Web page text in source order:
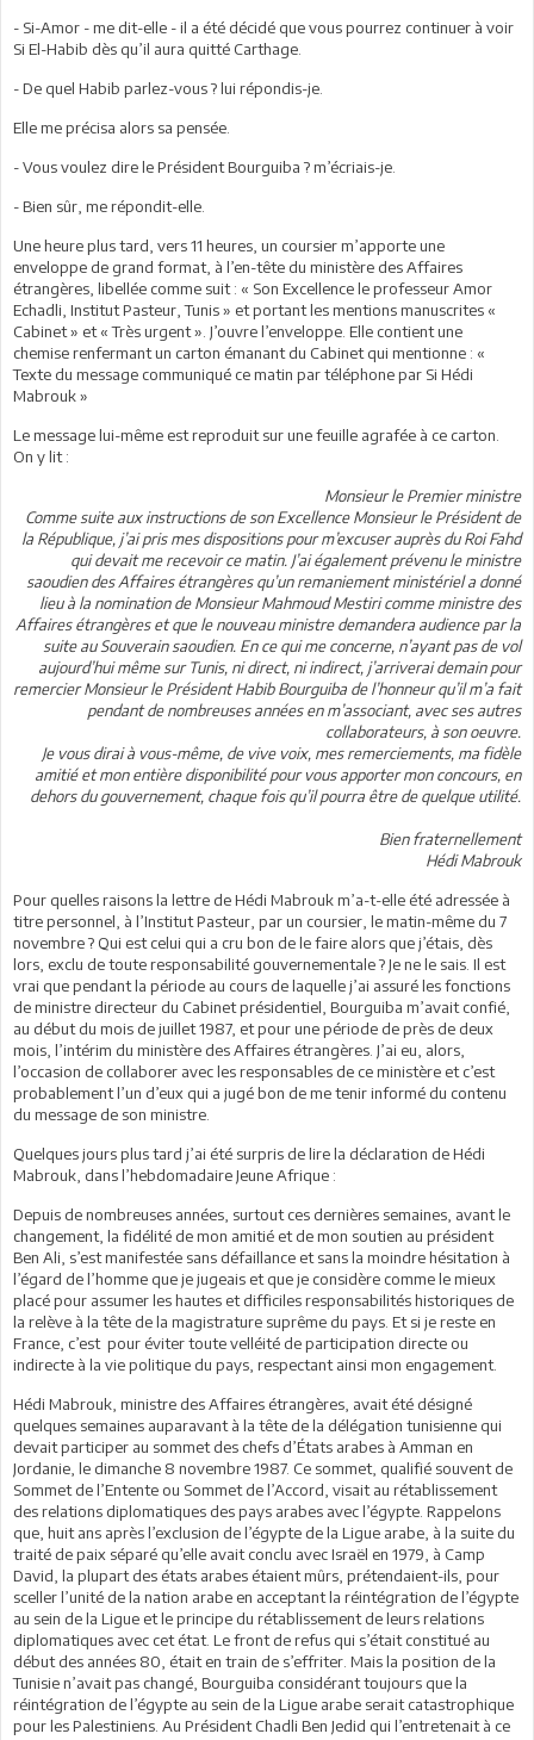
- Si-Amor - me dit-elle - il a été décidé que vous pourrez continuer à voir
Si El-Habib dès qu’il aura quitté Carthage.
- De quel Habib parlez-vous ? lui répondis-je.
Elle me précisa alors sa pensée.
- Vous voulez dire le Président Bourguiba ? m’écriais-je.
- Bien sûr, me répondit-elle.
Une heure plus tard, vers 11 heures, un coursier m’apporte une
enveloppe de grand format, à l’en-tête du ministère des Affaires
étrangères, libellée comme suit : « Son Excellence le professeur Amor
Echadli, Institut Pasteur, Tunis » et portant les mentions manuscrites «
Cabinet » et « Très urgent ». J’ouvre l’enveloppe. Elle contient une
chemise renfermant un carton émanant du Cabinet qui mentionne : «
Texte du message communiqué ce matin par téléphone par Si Hédi
Mabrouk »
Le message lui-même est reproduit sur une feuille agrafée à ce carton.
On y lit :
Monsieur le Premier ministre
Comme suite aux instructions de son Excellence Monsieur le Président de
la République, j’ai pris mes dispositions pour m’excuser auprès du Roi Fahd
qui devait me recevoir ce matin. J’ai également prévenu le ministre
saoudien des Affaires étrangères qu’un remaniement ministériel a donné
lieu à la nomination de Monsieur Mahmoud Mestiri comme ministre des
Affaires étrangères et que le nouveau ministre demandera audience par la
suite au Souverain saoudien. En ce qui me concerne, n’ayant pas de vol
aujourd’hui même sur Tunis, ni direct, ni indirect, j’arriverai demain pour
remercier Monsieur le Président Habib Bourguiba de l’honneur qu’il m’a fait
pendant de nombreuses années en m’associant, avec ses autres
collaborateurs, à son oeuvre.
Je vous dirai à vous-même, de vive voix, mes remerciements, ma fidèle
amitié et mon entière disponibilité pour vous apporter mon concours, en
dehors du gouvernement, chaque fois qu’il pourra être de quelque utilité.
Bien fraternellement
Hédi Mabrouk
Pour quelles raisons la lettre de Hédi Mabrouk m’a-t-elle été adressée à
titre personnel, à l’Institut Pasteur, par un coursier, le matin-même du 7
novembre ? Qui est celui qui a cru bon de le faire alors que j’étais, dès
lors, exclu de toute responsabilité gouvernementale ? Je ne le sais. Il est
vrai que pendant la période au cours de laquelle j’ai assuré les fonctions
de ministre directeur du Cabinet présidentiel, Bourguiba m’avait confié,
au début du mois de juillet 1987, et pour une période de près de deux
mois, l’intérim du ministère des Affaires étrangères. J’ai eu, alors,
l’occasion de collaborer avec les responsables de ce ministère et c’est
probablement l’un d’eux qui a jugé bon de me tenir informé du contenu
du message de son ministre.
Quelques jours plus tard j’ai été surpris de lire la déclaration de Hédi
Mabrouk, dans l’hebdomadaire Jeune Afrique :
Depuis de nombreuses années, surtout ces dernières semaines, avant le
changement, la fidélité de mon amitié et de mon soutien au président
Ben Ali, s’est manifestée sans défaillance et sans la moindre hésitation à
l’égard de l’homme que je jugeais et que je considère comme le mieux
placé pour assumer les hautes et difficiles responsabilités historiques de
la relève à la tête de la magistrature suprême du pays. Et si je reste en
France, c’est pour éviter toute velléité de participation directe ou
indirecte à la vie politique du pays, respectant ainsi mon engagement.
Hédi Mabrouk, ministre des Affaires étrangères, avait été désigné
quelques semaines auparavant à la tête de la délégation tunisienne qui
devait participer au sommet des chefs d’États arabes à Amman en
Jordanie, le dimanche 8 novembre 1987. Ce sommet, qualifié souvent de
Sommet de l’Entente ou Sommet de l’Accord, visait au rétablissement
des relations diplomatiques des pays arabes avec l’égypte. Rappelons
que, huit ans après l’exclusion de l’égypte de la Ligue arabe, à la suite du
traité de paix séparé qu’elle avait conclu avec Israël en 1979, à Camp
David, la plupart des états arabes étaient mûrs, prétendaient-ils, pour
sceller l’unité de la nation arabe en acceptant la réintégration de l’égypte
au sein de la Ligue et le principe du rétablissement de leurs relations
diplomatiques avec cet état. Le front de refus qui s’était constitué au
début des années 80, était en train de s’effriter. Mais la position de la
Tunisie n’avait pas changé, Bourguiba considérant toujours que la
réintégration de l’égypte au sein de la Ligue arabe serait catastrophique
pour les Palestiniens. Au Président Chadli Ben Jedid qui l’entretenait à ce